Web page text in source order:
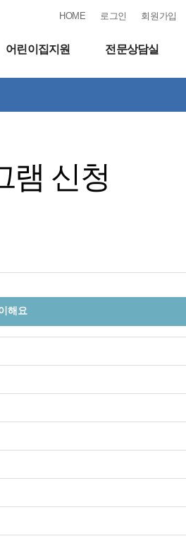
HOME 로그인 회원가입
어린이집지원 전문상담실
램 신청
해요